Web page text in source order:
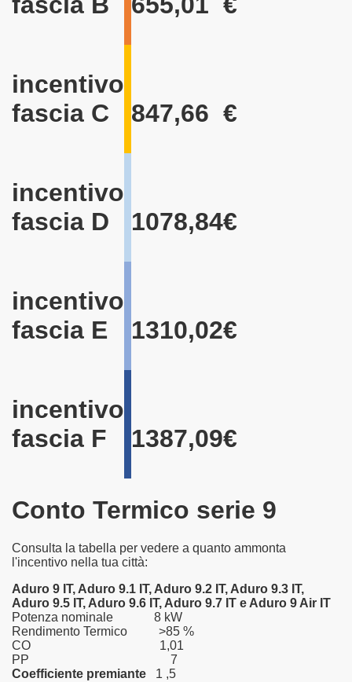
incentivo
fascia C
847,66 €
incentivo
fascia D
1078,84€
incentivo
fascia E
1310,02€
incentivo
fascia F
1387,09€
Conto Termico serie 9
Consulta la tabella per vedere a quanto ammonta
l'incentivo nella tua città:
Aduro 9 IT, Aduro 9.1 IT, Aduro 9.2 IT, Aduro 9.3 IT,
Aduro 9.5 IT, Aduro 9.6 IT, Aduro 9.7 IT e Aduro 9 Air IT
Potenza nominale 8 kW
Rendimento Termico >85 %
CO 1,01
PP 7
Coefficiente premiante 1 ,5